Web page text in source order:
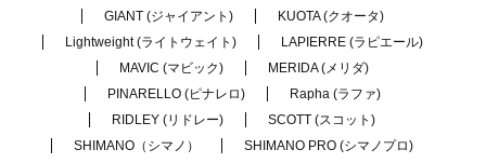
GIANT (ジャイアント)
KUOTA (クオータ)
Lightweight (ライトウェイト)
LAPIERRE (ラピエール)
MAVIC (マビック)
MERIDA (メリダ)
PINARELLO (ピナレロ)
Rapha (ラファ)
RIDLEY (リドレー)
SCOTT (スコット)
SHIMANO（シマノ）
SHIMANO PRO (シマノプロ)